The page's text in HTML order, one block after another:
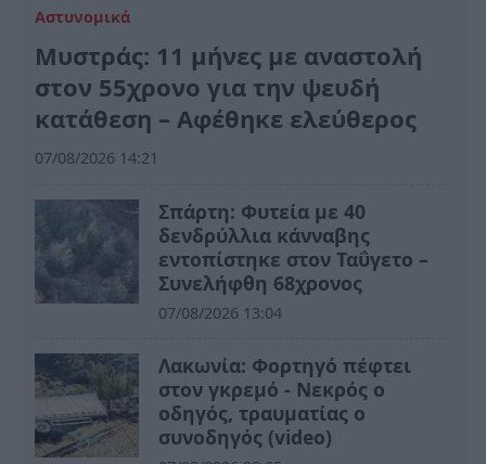
Αστυνομικά
Μυστράς: 11 μήνες με αναστολή
στον 55χρονο για την ψευδή
κατάθεση – Αφέθηκε ελεύθερος
07/08/2026 14:21
Σπάρτη: Φυτεία με 40
δενδρύλλια κάνναβης
εντοπίστηκε στον Ταΰγετο –
Συνελήφθη 68χρονος
07/08/2026 13:04
Λακωνία: Φορτηγό πέφτει
στον γκρεμό - Νεκρός ο
οδηγός, τραυματίας ο
συνοδηγός (video)